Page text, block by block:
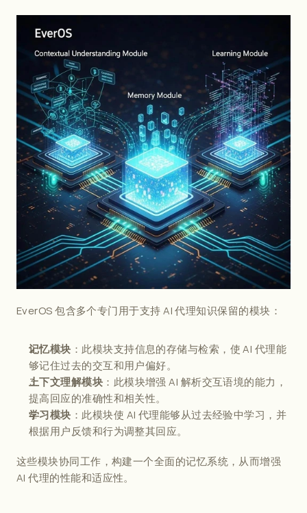
EverOS 包含多个专门用于支持 AI 代理知识保留的模块：
记忆模块 ：此模块支持信息的存储与检索，使 AI 代理能
够记住过去的交互和用户偏好。
上下文理解模块 ：此模块增强 AI 解析交互语境的能力，
提高回应的准确性和相关性。
学习模块 ：此模块使 AI 代理能够从过去经验中学习，并
根据用户反馈和行为调整其回应。
这些模块协同工作，构建一个全面的记忆系统，从而增强
AI 代理的性能和适应性。